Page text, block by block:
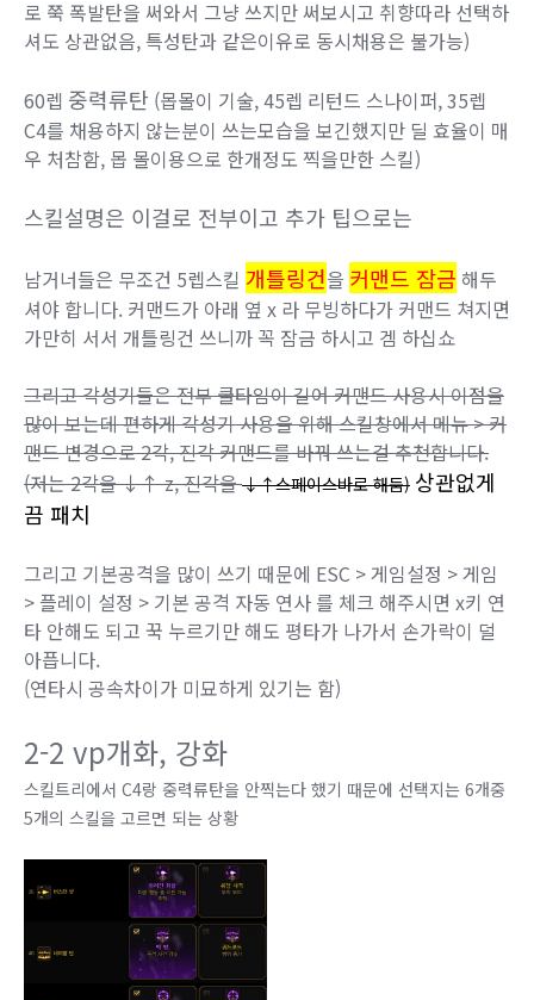
로 쭉 폭발탄을 써와서 그냥 쓰지만 써보시고 취향따라 선택하
셔도 상관없음, 특성탄과 같은이유로 동시채용은 불가능)
60렙 중력류탄 (몹몰이 기술, 45렙 리턴드 스나이퍼, 35렙
C4를 채용하지 않는분이 쓰는모습을 보긴했지만 딜 효율이 매
우 처참함, 몹 몰이용으로 한개정도 찍을만한 스킬)
스킬설명은 이걸로 전부이고 추가 팁으로는
남거너들은 무조건 5렙스킬 개틀링건을 커맨드 잠금 해두
셔야 합니다. 커맨드가 아래 옆 x 라 무빙하다가 커맨드 쳐지면
가만히 서서 개틀링건 쓰니까 꼭 잠금 하시고 겜 하십쇼
그리고 각성기들은 전부 쿨타임이 길어 커맨드 사용시 이점을
많이 보는데 편하게 각성기 사용을 위해 스킬창에서 메뉴 > 커
맨드 변경으로 2각, 진각 커맨드를 바꿔 쓰는걸 추천합니다.
(저는 2각을 ↓↑ z, 진각을↓↑스페이스바로 해둠) 상관없게
끔 패치
그리고 기본공격을 많이 쓰기 때문에 ESC > 게임설정 > 게임
> 플레이 설정 > 기본 공격 자동 연사 를 체크 해주시면 x키 연
타 안해도 되고 꾹 누르기만 해도 평타가 나가서 손가락이 덜
아픕니다.
(연타시 공속차이가 미묘하게 있기는 함)
2-2 vp개화, 강화
스킬트리에서 C4랑 중력류탄을 안찍는다 했기 때문에 선택지는 6개중
5개의 스킬을 고르면 되는 상황